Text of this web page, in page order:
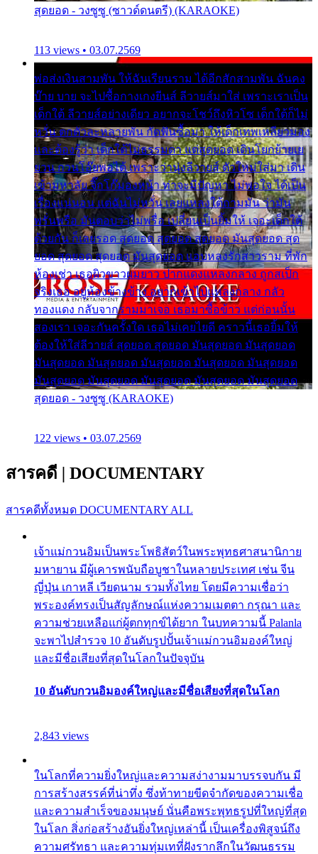
สุดยอด - วงซูซู (ซาวด์ดนตรี) (KARAOKE)
113 views • 03.07.2569
พ่อส่งเงินสามพัน ให้ฉันเรียนราม ได้อีกสักสามพัน ฉันคง
บ๊าย บาย จะไปซื้อกางเกงยีนส์ ลีวายส์มาใส่ เพราะเราเป็น
เด็กใต้ ลีวายส์อย่างเดียว อยากจะโชว์ถึงหิวโซ เด็กใต้ก็ไม่
หวั่น ตกตัวละหลายพัน กัดฟันซื้อมา ให้เด็กเทพเหลียวมอง
และต้องรู้ว่า เด็กใต้ไม่ธรรมดา แต่สุดยอด เดินโยกย้ายเย
ยวน กวนโอ๊ยพอได้ เพราะว่านุ่งลีวายส์ ตัวใหม่ใส่มา เดิน
เข้ามหาลัย จิ๊กโก๊มองหน้า ท่าจะมีปัญหา ไม่พอใจ ได้เป็น
เรื่องแน่นอน แต่ฉันไม่หวั่น เลยแหลงใต้ถามมัน ว่ามัน
พรั่นพรือ มันตอบว่าไม่พรื่อ เปลี่ยนเป็นยิ้มให้ เจอะเด็กใต้
ด้วยกัน ก็เลยรอด สุดยอด สุดยอด สุดยอด มันสุดยอด สุด
ยอด สุดยอด สุดยอด มันสุดยอด แอบหลงรักสาวราม ที่พัก
ห้องเช่า เธอผิวขาวผมยาว ปากแดงแหลงกลาง ถูกสเป็ก
จริงเธอ อยู่ห้องข้างข้าง อยากเข้าไปแหลงกลาง กลัว
ทองแดง กลับจากรามมาเจอ เธอมาซื้อข้าว แต่ก่อนนั้น
สองเรา เจอะกันครั้งใด เธอไม่เคยไยดี คราวนี้เธอยิ้มให้
ต้องให้ใส่ลีวายส์ สุดยอด สุดยอด มันสุดยอด มันสุดยอด
มันสุดยอด มันสุดยอด มันสุดยอด มันสุดยอด มันสุดยอด
มันสุดยอด มันสุดยอด มันสุดยอด มันสุดยอด มันสุดยอด
สุดยอด - วงซูซู (KARAOKE)
122 views • 03.07.2569
สารคดี | DOCUMENTARY
สารคดีทั้งหมด DOCUMENTARY ALL
เจ้าแม่กวนอิมเป็นพระโพธิสัตว์ในพระพุทธศาสนานิกาย
มหายาน มีผู้เคารพนับถือบูชาในหลายประเทศ เช่น จีน
ญี่ปุ่น เกาหลี เวียดนาม รวมทั้งไทย โดยมีความเชื่อว่า
พระองค์ทรงเป็นสัญลักษณ์แห่งความเมตตา กรุณา และ
ความช่วยเหลือแก่ผู้ตกทุกข์ได้ยาก ในบทความนี้ Palanla
จะพาไปสำรวจ 10 อันดับรูปปั้นเจ้าแม่กวนอิมองค์ใหญ่
และมีชื่อเสียงที่สุดในโลกในปัจจุบัน
10 อันดับกวนอิมองค์ใหญ่และมีชื่อเสียงที่สุดในโลก
2,843 views
ในโลกที่ความยิ่งใหญ่และความสง่างามมาบรรจบกัน มี
การสร้างสรรค์ที่น่าทึ่ง ซึ่งท้าทายขีดจำกัดของความเชื่อ
และความสำเร็จของมนุษย์ นั่นคือพระพุทธรูปที่ใหญ่ที่สุด
ในโลก สิ่งก่อสร้างอันยิ่งใหญ่เหล่านี้ เป็นเครื่องพิสูจน์ถึง
ความศรัทธา และความทุ่มเทที่ฝังรากลึกในวัฒนธรรม